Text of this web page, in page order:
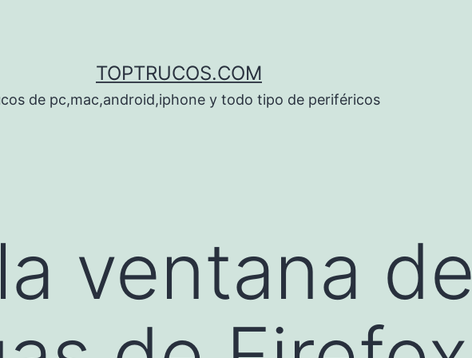
TOPTRUCOS.COM
de pc,mac,android,iphone y todo tipo de periféricos
ventana de